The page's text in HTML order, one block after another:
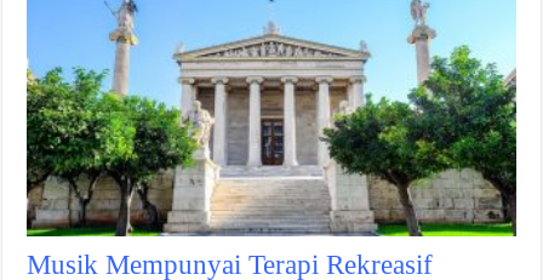
Musik Mempunyai Terapi Rekreasif